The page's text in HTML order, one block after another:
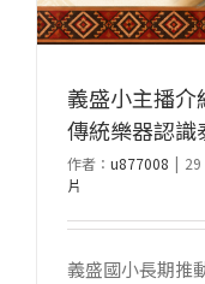
義盛小主播
傳統樂器認識
作者： u877008 |
片
義盛國小長期推